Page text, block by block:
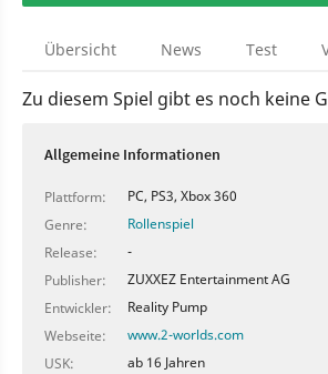
Übersicht News Test
Zu diesem Spiel gibt es noch keine
Allgemeine Informationen
Plattform:
PC, PS3, Xbox 360
Genre:
Rollenspiel
Release:
-
Publisher:
ZUXXEZ Entertainment AG
Entwickler:
Reality Pump
Webseite:
www.2-worlds.com
USK:
ab 16 Jahren